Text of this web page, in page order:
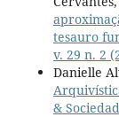
tesauro
v. 29 n. 2
Danielle
&